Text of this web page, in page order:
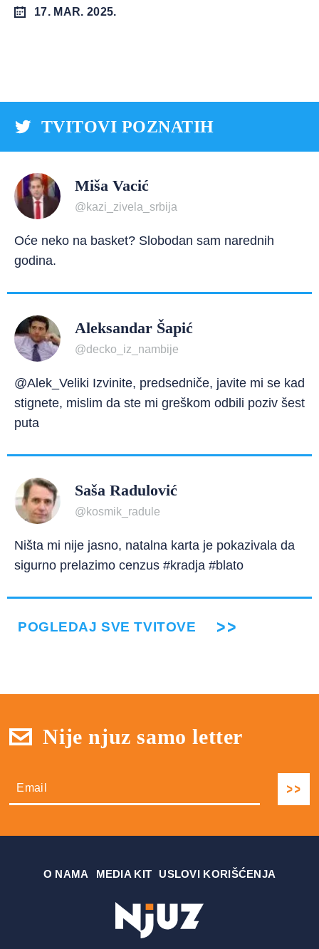
17. MAR. 2025.
TVITOVI POZNATIH
Miša Vacić
@kazi_zivela_srbija
Oće neko na basket? Slobodan sam narednih
godina.
Aleksandar Šapić
@decko_iz_nambije
@Alek_Veliki Izvinite, predsedniče, javite mi se kad
stignete, mislim da ste mi greškom odbili poziv šest
puta
Saša Radulović
@kosmik_radule
Ništa mi nije jasno, natalna karta je pokazivala da
sigurno prelazimo cenzus #kradja #blato
POGLEDAJ SVE TVITOVE
Nije njuz samo letter
О NAMA MEDIA KIT USLOVI KORIŠĆENJA